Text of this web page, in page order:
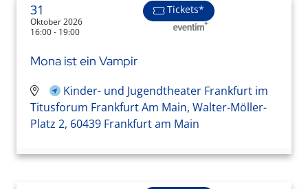
31
Oktober 2026
16:00 - 19:00
Tickets*
Mona ist ein Vampir
Kinder- und Jugendtheater Frankfurt im
Titusforum Frankfurt Am Main, Walter-Möller-
Platz 2, 60439 Frankfurt am Main